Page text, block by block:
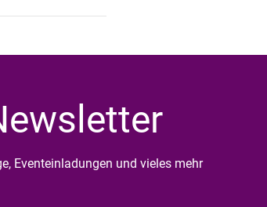
Eventeinladungen und vieles mehr